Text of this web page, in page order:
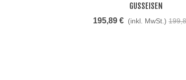
GUSSEISEN
195,89 € (inkl. MwSt.)